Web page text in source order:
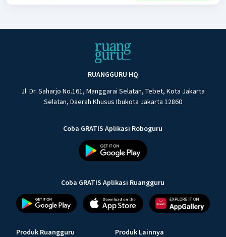
RUANGGURU HQ
Jl. Dr. Saharjo No.161, Manggarai Selatan, Tebet, Kota Jakarta
Selatan, Daerah Khusus Ibukota Jakarta 12860
Coba GRATIS Aplikasi Roboguru
Coba GRATIS Aplikasi Ruangguru
Produk Ruangguru Produk Lainnya